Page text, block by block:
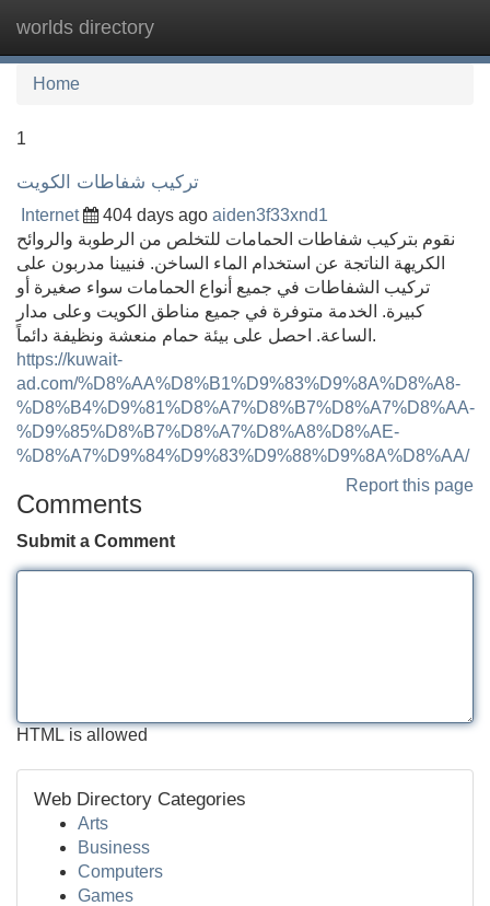
worlds directory
Home
1
تركيب شفاطات الكويت
Internet 404 days ago aiden3f33xnd1
نقوم بتركيب شفاطات الحمامات للتخلص من الرطوبة والروائح
الكريهة الناتجة عن استخدام الماء الساخن. فنيينا مدربون على
تركيب الشفاطات في جميع أنواع الحمامات سواء صغيرة أو
كبيرة. الخدمة متوفرة في جميع مناطق الكويت وعلى مدار
الساعة. احصل على بيئة حمام منعشة ونظيفة دائماً.
https://kuwait-
ad.com/%D8%AA%D8%B1%D9%83%D9%8A%D8%A8-
%D8%B4%D9%81%D8%A7%D8%B7%D8%A7%D8%AA-
%D9%85%D8%B7%D8%A7%D8%A8%D8%AE-
%D8%A7%D9%84%D9%83%D9%88%D9%8A%D8%AA/
Report this page
Comments
Submit a Comment
HTML is allowed
Web Directory Categories
Arts
Business
Computers
Games